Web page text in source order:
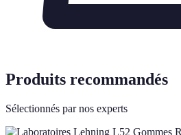
Produits recommandés
Sélectionnés par nos experts